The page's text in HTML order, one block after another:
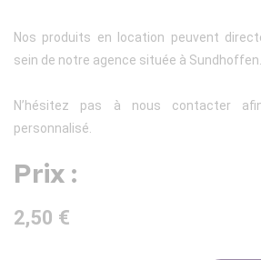
Nos produits en location peuvent
sein de notre agence située à Sundhoffen.
N’hésitez pas à nous contacter
personnalisé.
Prix :
2,50 €